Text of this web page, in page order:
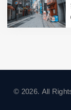
© 2026. All